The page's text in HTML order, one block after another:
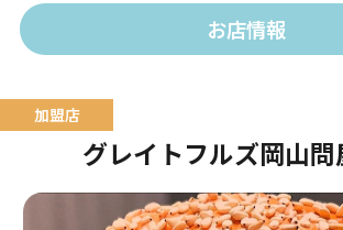
お店情報
グレイトフルズ岡山